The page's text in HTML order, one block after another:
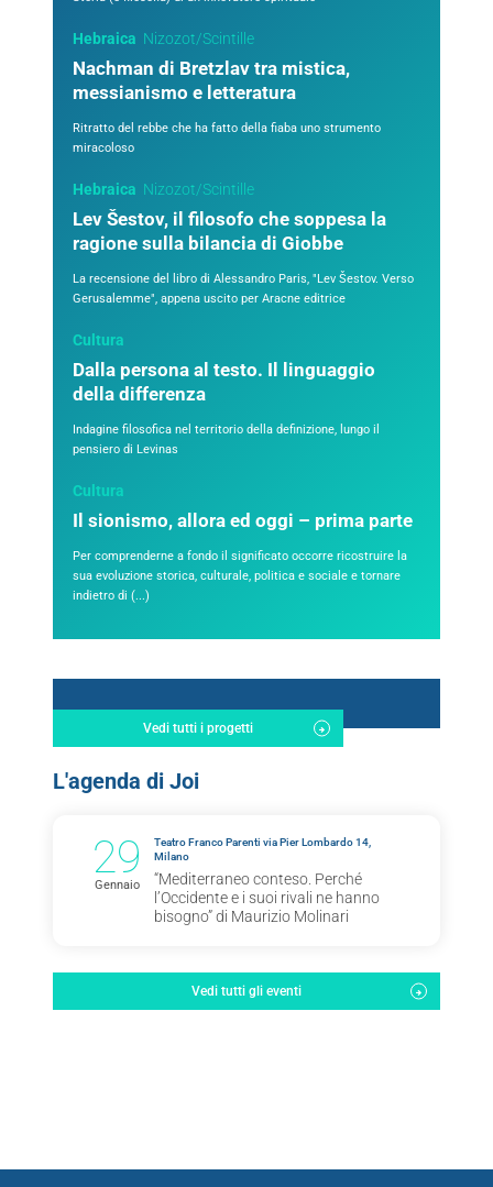
Hebraica Nizozot/Scintille
Nachman di Bretzlav tra mistica,
messianismo e letteratura
Ritratto del rebbe che ha fatto della fiaba uno strumento
miracoloso
Hebraica Nizozot/Scintille
Lev Šestov, il filosofo che soppesa la
ragione sulla bilancia di Giobbe
La recensione del libro di Alessandro Paris, "Lev Šestov. Verso
Gerusalemme", appena uscito per Aracne editrice
Cultura
Dalla persona al testo. Il linguaggio
della differenza
Indagine filosofica nel territorio della definizione, lungo il
pensiero di Levinas
Cultura
Il sionismo, allora ed oggi – prima parte
Per comprenderne a fondo il significato occorre ricostruire la
sua evoluzione storica, culturale, politica e sociale e tornare
indietro di (...)
Vedi tutti i progetti
L'agenda di Joi
29
Gennaio
Teatro Franco Parenti via Pier Lombardo 14,
Milano
“Mediterraneo conteso. Perché
l’Occidente e i suoi rivali ne hanno
bisogno” di Maurizio Molinari
Vedi tutti gli eventi